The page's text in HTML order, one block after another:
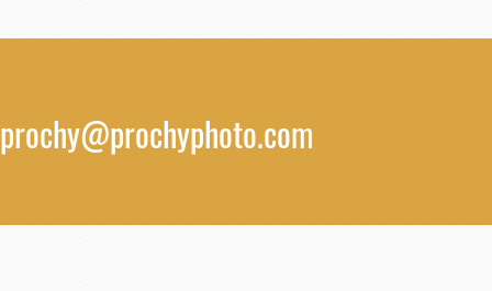
prochy@prochyphoto.com